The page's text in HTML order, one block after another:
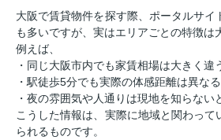
大阪で賃貸物件を探す際、ポータルサイ
も多いですが、実はエリアごとの特徴は
例えば、
・同じ大阪市内でも家賃相場は大きく違
・駅徒歩5分でも実際の体感距離は異なる
・夜の雰囲気や人通りは現地を知らない
こうした情報は、実際に地域と関わって
られるものです。